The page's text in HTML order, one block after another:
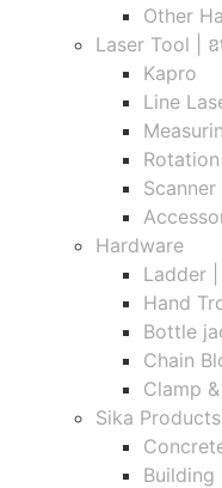
Other
Laser Tool |
Kapro
Line
Scanner
Hardware
Ladder |
Hand
Bottle
Chain
Clamp
Sika Products
Building